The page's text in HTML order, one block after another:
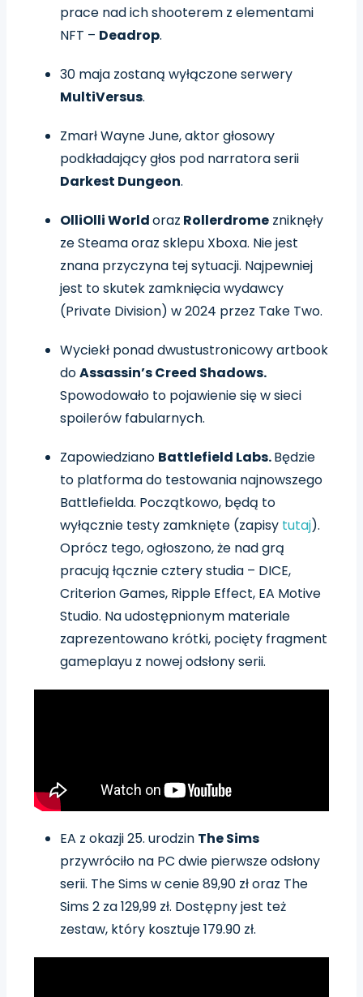
prace nad ich shooterem z elementami
NFT – Deadrop.
30 maja zostaną wyłączone serwery
MultiVersus.
Zmarł Wayne June, aktor głosowy
podkładający głos pod narratora serii
Darkest Dungeon.
OlliOlli Worldoraz Rollerdrome zniknęły
ze Steama oraz sklepu Xboxa. Nie jest
znana przyczyna tej sytuacji. Najpewniej
jest to skutek zamknięcia wydawcy
(Private Division) w 2024 przez Take Two.
Wyciekł ponad dwustustronicowy artbook
doAssassin’s Creed Shadows.
Spowodowało to pojawienie się w sieci
spoilerów fabularnych.
Zapowiedziano Battlefield Labs.Będzie
to platforma do testowania najnowszego
Battlefielda. Początkowo, będą to
wyłącznie testy zamknięte (zapisy tutaj).
Oprócz tego, ogłoszono, że nad grą
pracują łącznie cztery studia – DICE,
Criterion Games, Ripple Effect, EA Motive
Studio. Na udostępnionym materiale
zaprezentowano krótki, pocięty fragment
gameplayu z nowej odsłony serii.
EA z okazji 25. urodzin The Sims
przywróciło na PC dwie pierwsze odsłony
serii. The Sims w cenie 89,90 zł oraz The
Sims 2 za 129,99 zł. Dostępny jest też
zestaw, który kosztuje 179.90 zł.